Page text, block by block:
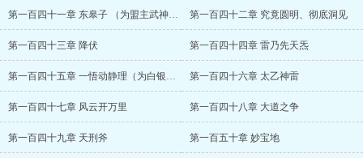
第一百四十一章 东皋子 （为盟主武神无敌1加更） 第一百四十二章 究竟圆明、彻底洞见
第一百四十三章 降伏 第一百四十四章 雷乃先天炁
第一百四十五章 一悟动静理（为白银盟brighton加更） 第一百四十六章 太乙神雷
第一百四十七章 风云开万里 第一百四十八章 大道之争
第一百四十九章 天刑斧 第一百五十章 妙宝地